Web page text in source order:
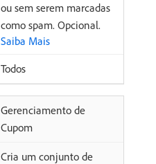
ou sem serem marcadas
como spam. Opcional.
Saiba Mais
Todos
Gerenciamento de
Cupom
Cria um conjunto de